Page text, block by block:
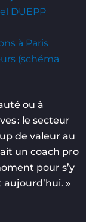
DUEPP
à Paris
(schéma
ou à
: le secteur
de valeur au
un coach pro
pour s’y
aujourd’hui. »